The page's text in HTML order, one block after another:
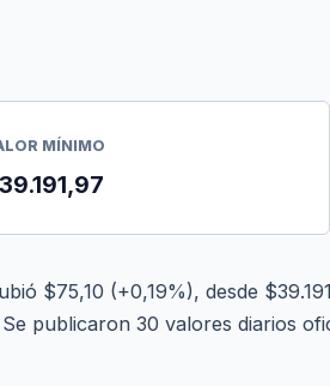
MÍNIMO
$75,10 (+0,19%), desde
publicaron 30 valores diarios